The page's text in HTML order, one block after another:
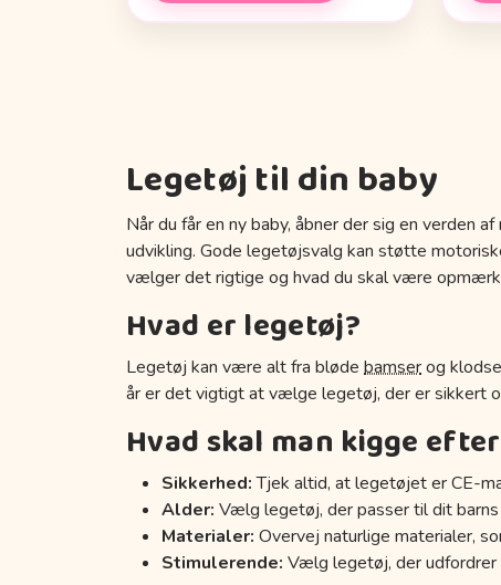
Legetøj til din baby
Når du får en ny baby, åbner der sig en verden
udvikling. Gode legetøjsvalg kan støtte
vælger det rigtige og hvad du skal være
Hvad er legetøj?
Legetøj kan være alt fra bløde bamserog
år er det vigtigt at vælge legetøj, der er sikkert
Hvad skal man kigge
Sikkerhed:Tjek altid, at legetøjet er CE-
Alder: Vælg legetøj, der passer til dit barns
Materialer: Overvej naturlige materialer,
Stimulerende: Vælg legetøj, der udfordrer